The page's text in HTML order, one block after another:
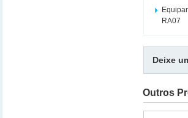
RA07
Deixe
Outros